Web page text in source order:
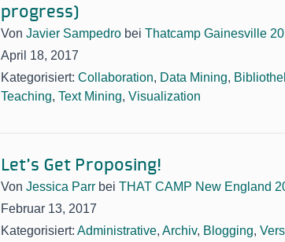
progress)
Von Javier Sampedro bei Thatcamp Gainesville
April 18, 2017
Kategorisiert: Collaboration, Data Mining,
Teaching, Text Mining, Visualization
Let’s Get Proposing!
Von Jessica Parr bei THAT CAMP New England
Februar 13, 2017
Kategorisiert: Administrative, Archiv, Blogging,